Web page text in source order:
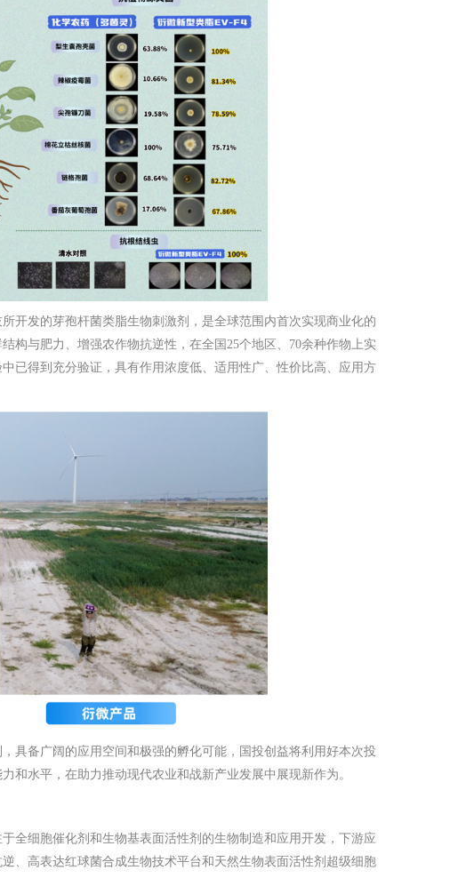
开发的芽孢杆菌类脂生物刺激剂，是全球范围内首次实现商业化的
构与肥力、增强农作物抗逆性，在全国25个地区、70余种作物上实
已得到充分验证，具有作用浓度低、适用性广、性价比高、应用方
具备广阔的应用空间和极强的孵化可能，国投创益将利用好本次投
和水平，在助力推动现代农业和战新产业发展中展现新作为。
全细胞催化剂和生物基表面活性剂的生物制造和应用开发，下游应
、高表达红球菌合成生物技术平台和天然生物表面活性剂超级细胞